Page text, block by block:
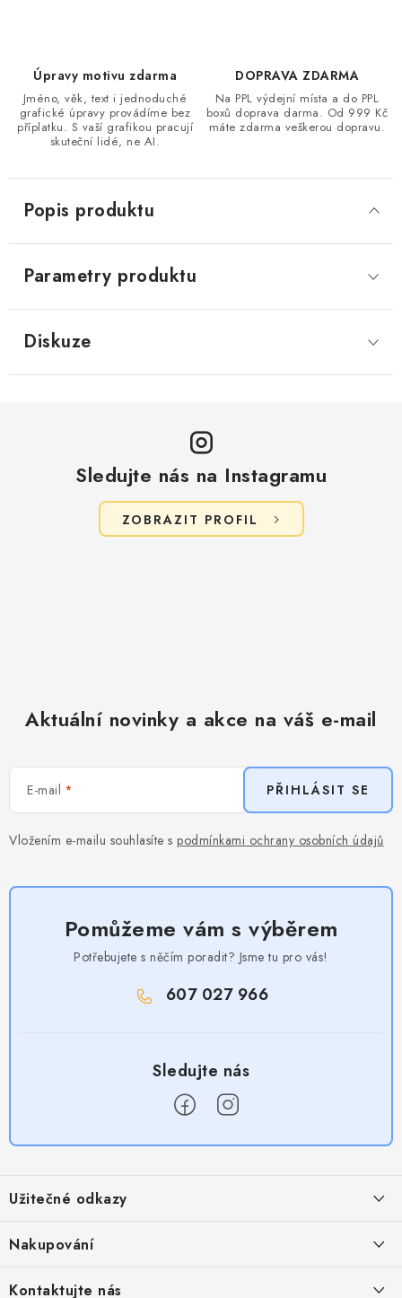
Úpravy motivu zdarma
Jméno, věk, text i jednoduché
grafické úpravy provádíme bez
příplatku. S vaší grafikou pracují
skuteční lidé, ne AI.
DOPRAVA ZDARMA
Na PPL výdejní místa a do PPL
boxů doprava darma. Od 999 Kč
máte zdarma veškerou dopravu.
Popis produktu
Parametry produktu
Diskuze
Sledujte nás na Instagramu
ZOBRAZIT PROFIL
Aktuální novinky a akce na váš e-mail
E-mail
Vložením e-mailu souhlasíte s podmínkami ochrany osobních údajů
PŘIHLÁSIT SE
Pomůžeme vám s výběrem
Potřebujete s něčím poradit? Jsme tu pro vás!
607 027 966
p
a
Užitečné odkazy
Obchodní podmínky
Nakupování
Časté otázky
Kontaktujte nás